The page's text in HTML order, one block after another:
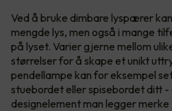
Ved å bruke dimbare lyspærer
mengde lys, men også i mange
på lyset. Varier gjerne mellom
størrelser for å skape et unikt
pendellampe kan for eksempel
stuebordet eller spisebordet ditt
designelement man legger merke